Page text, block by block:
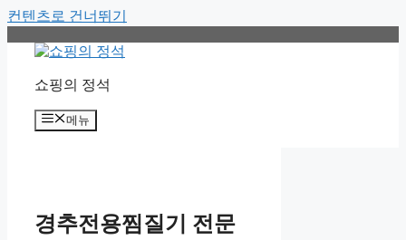
컨텐츠로 건너뛰기
쇼핑의 정석
메뉴
경추전용찜질기 전문